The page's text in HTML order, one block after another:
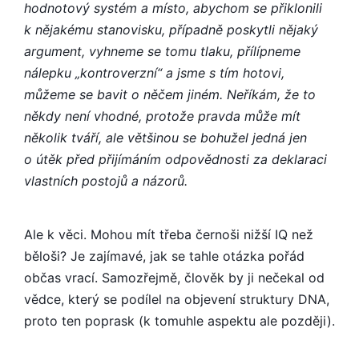
hodnotový systém a místo, abychom se přiklonili
k nějakému stanovisku, případně poskytli nějaký
argument, vyhneme se tomu tlaku, přílípneme
nálepku „kontroverzní“ a jsme s tím hotovi,
můžeme se bavit o něčem jiném. Neříkám, že to
někdy není vhodné, protože pravda může mít
několik tváří, ale většinou se bohužel jedná jen
o útěk před přijímáním odpovědnosti za deklaraci
vlastních postojů a názorů.
Ale k věci. Mohou mít třeba černoši nižší IQ než
běloši? Je zajímavé, jak se tahle otázka pořád
občas vrací. Samozřejmě, člověk by ji nečekal od
vědce, který se podílel na objevení struktury DNA,
proto ten poprask (k tomuhle aspektu ale později).